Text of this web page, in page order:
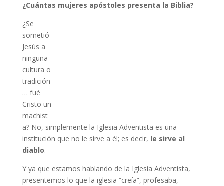
¿Cuántas mujeres apóstoles presenta la Biblia?
¿Se
sometió
Jesús a
ninguna
cultura o
tradición
… fué
Cristo un
machist
a? No, simplemente la Iglesia Adventista es una
institución que no le sirve a él; es decir, le sirve al
diablo.
Y ya que estamos hablando de la Iglesia Adventista,
presentemos lo que la iglesia “creía”, profesaba,